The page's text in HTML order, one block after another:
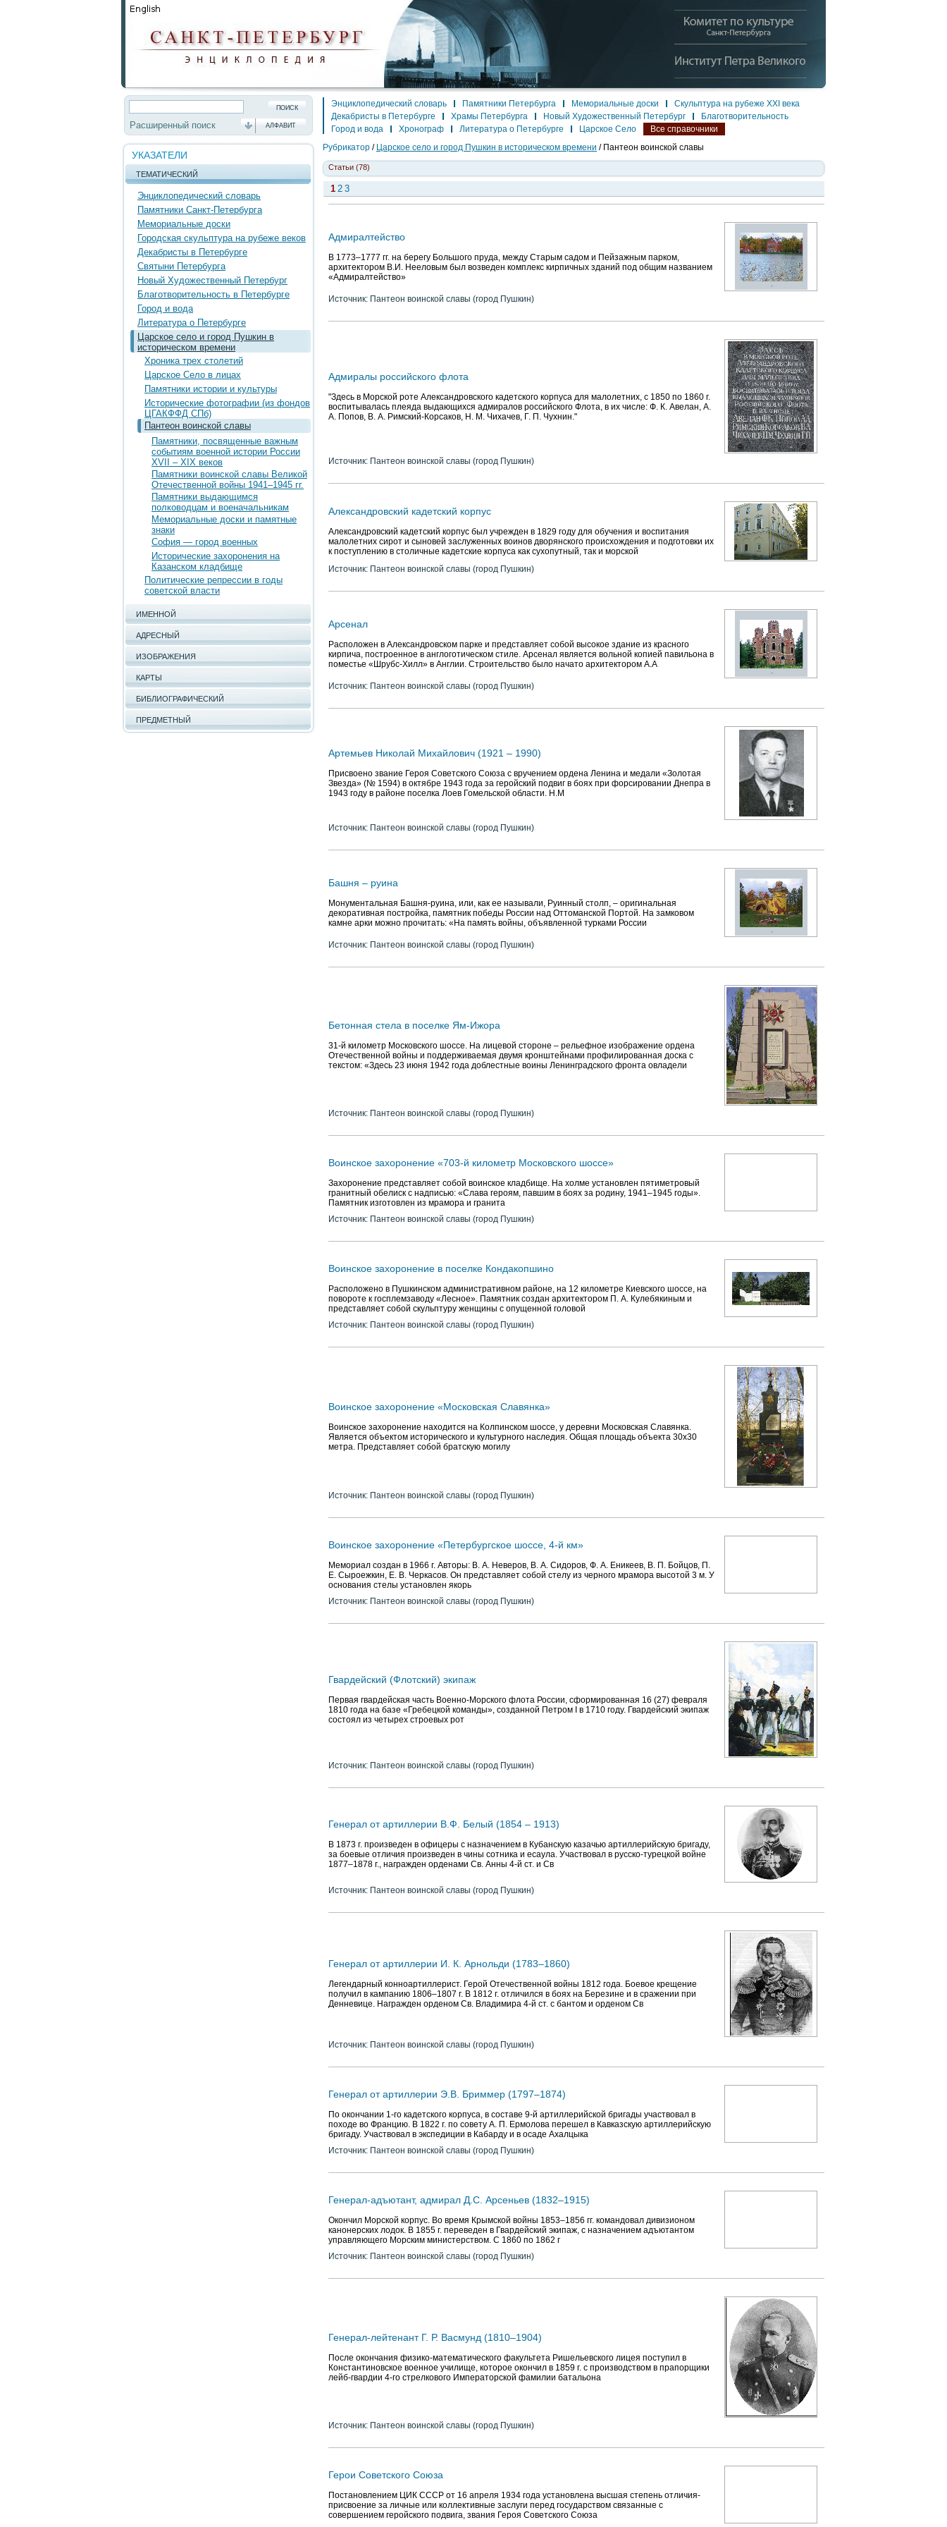
Расширенный поиск АЛФАВИТ
УКАЗАТЕЛИ
ТЕМАТИЧЕСКИЙ
Энциклопедический словарь
Памятники Санкт-Петербурга
Мемориальные доски
Городская скульптура на рубеже веков
Декабристы в Петербурге
Святыни Петербурга
Новый Художественный Петербург
Благотворительность в Петербурге
Город и вода
Литература о Петербурге
Царское село и город Пушкин в
историческом времени
Хроника трех столетий
Царское Село в лицах
Памятники истории и культуры
Исторические фотографии (из фондов
ЦГАКФФД СПб)
Пантеон воинской славы
Памятники, посвященные важным
событиям военной истории России
XVII – XIX веков
Памятники воинской славы Великой
Отечественной войны 1941–1945 гг.
Памятники выдающимся
полководцам и военачальникам
Мемориальные доски и памятные
знаки
София — город военных
Исторические захоронения на
Казанском кладбище
Политические репрессии в годы
советской власти
ИМЕННОЙ
АДРЕСНЫЙ
ИЗОБРАЖЕНИЯ
КАРТЫ
БИБЛИОГРАФИЧЕСКИЙ
ПРЕДМЕТНЫЙ
Энциклопедический словарь Памятники Петербурга Мемориальные доски
Скульптура на рубеже XXI века
Декабристы в Петербурге
Храмы Петербурга Новый Художественный Петербург
Благотворительность
Город и вода
Хронограф Литература о Петербурге Царское Село
Все справочники
Рубрикатор / Царское село и город Пушкин в историческом времени / Пантеон воинской славы
Статьи (78)
1 2 3
Адмиралтейство
В 1773–1777 гг. на берегу Большого пруда, между Старым садом и Пейзажным парком,
архитектором В.И. Нееловым был возведен комплекс кирпичных зданий под общим названием
«Адмиралтейство»
Источник: Пантеон воинской славы (город Пушкин)
Адмиралы российского флота
"Здесь в Морской роте Александровского кадетского корпуса для малолетних, с 1850 по 1860 г.
воспитывалась плеяда выдающихся адмиралов российского Флота, в их числе: Ф. К. Авелан, А.
А. Попов, В. А. Римский-Корсаков, Н. М. Чихачев, Г. П. Чухнин."
Источник: Пантеон воинской славы (город Пушкин)
Александровский кадетский корпус
Александровский кадетский корпус был учрежден в 1829 году для обучения и воспитания
малолетних сирот и сыновей заслуженных воинов дворянского происхождения и подготовки их
к поступлению в столичные кадетские корпуса как сухопутный, так и морской
Источник: Пантеон воинской славы (город Пушкин)
Арсенал
Расположен в Александровском парке и представляет собой высокое здание из красного
кирпича, построенное в англоготическом стиле. Арсенал является вольной копией павильона в
поместье «Шрубс-Хилл» в Англии. Строительство было начато архитектором А.А
Источник: Пантеон воинской славы (город Пушкин)
Артемьев Николай Михайлович (1921 – 1990)
Присвоено звание Героя Советского Союза с вручением ордена Ленина и медали «Золотая
Звезда» (№ 1594) в октябре 1943 года за геройский подвиг в боях при форсировании Днепра в
1943 году в районе поселка Лоев Гомельской области. Н.М
Источник: Пантеон воинской славы (город Пушкин)
Башня – руина
Монументальная Башня-руина, или, как ее называли, Руинный столп, – оригинальная
декоративная постройка, памятник победы России над Оттоманской Портой. На замковом
камне арки можно прочитать: «На память войны, объявленной турками России
Источник: Пантеон воинской славы (город Пушкин)
Бетонная стела в поселке Ям-Ижора
31-й километр Московского шоссе. На лицевой стороне – рельефное изображение ордена
Отечественной войны и поддерживаемая двумя кронштейнами профилированная доска с
текстом: «Здесь 23 июня 1942 года доблестные воины Ленинградского фронта овладели
Источник: Пантеон воинской славы (город Пушкин)
Воинское захоронение «703-й километр Московского шоссе»
Захоронение представляет собой воинское кладбище. На холме установлен пятиметровый
гранитный обелиск с надписью: «Слава героям, павшим в боях за родину, 1941–1945 годы».
Памятник изготовлен из мрамора и гранита
Источник: Пантеон воинской славы (город Пушкин)
Воинское захоронение в поселке Кондакопшино
Расположено в Пушкинском административном районе, на 12 километре Киевского шоссе, на
повороте к госплемзаводу «Лесное». Памятник создан архитектором П. А. Кулебякиным и
представляет собой скульптуру женщины с опущенной головой
Источник: Пантеон воинской славы (город Пушкин)
Воинское захоронение «Московская Славянка»
Воинское захоронение находится на Колпинском шоссе, у деревни Московская Славянка.
Является объектом исторического и культурного наследия. Общая площадь объекта 30х30
метра. Представляет собой братскую могилу
Источник: Пантеон воинской славы (город Пушкин)
Воинское захоронение «Петербургское шоссе, 4-й км»
Мемориал создан в 1966 г. Авторы: В. А. Неверов, В. А. Сидоров, Ф. А. Еникеев, В. П. Бойцов, П.
Е. Сыроежкин, Е. В. Черкасов. Он представляет собой стелу из черного мрамора высотой 3 м. У
основания стелы установлен якорь
Источник: Пантеон воинской славы (город Пушкин)
Гвардейский (Флотский) экипаж
Первая гвардейская часть Военно-Морского флота России, сформированная 16 (27) февраля
1810 года на базе «Гребецкой команды», созданной Петром I в 1710 году. Гвардейский экипаж
состоял из четырех строевых рот
Источник: Пантеон воинской славы (город Пушкин)
Генерал от артиллерии В.Ф. Белый (1854 – 1913)
В 1873 г. произведен в офицеры с назначением в Кубанскую казачью артиллерийскую бригаду,
за боевые отличия произведен в чины сотника и есаула. Участвовал в русско-турецкой войне
1877–1878 г., награжден орденами Св. Анны 4-й ст. и Св
Источник: Пантеон воинской славы (город Пушкин)
Генерал от артиллерии И. К. Арнольди (1783–1860)
Легендарный конноартиллерист. Герой Отечественной войны 1812 года. Боевое крещение
получил в кампанию 1806–1807 г. В 1812 г. отличился в боях на Березине и в сражении при
Денневице. Награжден орденом Св. Владимира 4-й ст. с бантом и орденом Св
Источник: Пантеон воинской славы (город Пушкин)
Генерал от артиллерии Э.В. Бриммер (1797–1874)
По окончании 1-го кадетского корпуса, в составе 9-й артиллерийской бригады участвовал в
походе во Францию. В 1822 г. по совету А. П. Ермолова перешел в Кавказскую артиллерийскую
бригаду. Участвовал в экспедиции в Кабарду и в осаде Ахалцыка
Источник: Пантеон воинской славы (город Пушкин)
Генерал-адъютант, адмирал Д.С. Арсеньев (1832–1915)
Окончил Морской корпус. Во время Крымской войны 1853–1856 гг. командовал дивизионом
канонерских лодок. В 1855 г. переведен в Гвардейский экипаж, с назначением адъютантом
управляющего Морским министерством. С 1860 по 1862 г
Источник: Пантеон воинской славы (город Пушкин)
Генерал-лейтенант Г. Р. Васмунд (1810–1904)
После окончания физико-математического факультета Ришельевского лицея поступил в
Константиновское военное училище, которое окончил в 1859 г. с производством в прапорщики
лейб-гвардии 4-го стрелкового Императорской фамилии батальона
Источник: Пантеон воинской славы (город Пушкин)
Герои Советского Союза
Постановлением ЦИК СССР от 16 апреля 1934 года установлена высшая степень отличия-
присвоение за личные или коллективные заслуги перед государством связанные с
совершением геройского подвига, звания Героя Советского Союза